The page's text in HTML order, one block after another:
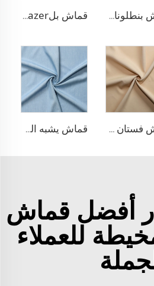
قماش بنطلونات بأسلوب التريكو من مادة TR قماش بلazer مطاطي من مادة TR
قماش فستان منسوج مزدوج من مادة TR قماش يشبه الدنيم من مادة TR
أفضل قماش
للعملاء